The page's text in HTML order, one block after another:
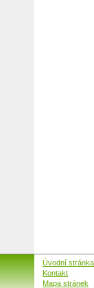
Úvodní stránka
Kontakt
Mapa stránek